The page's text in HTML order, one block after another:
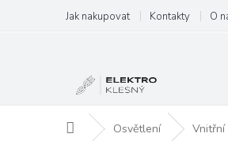
obsah
Jak nakupovat Kontakty O
Domů Osvětlení Vnitřní